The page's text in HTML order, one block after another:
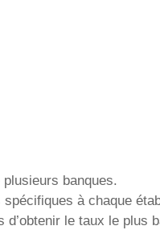
banques.
à chaque
d’obtenir le taux le plus